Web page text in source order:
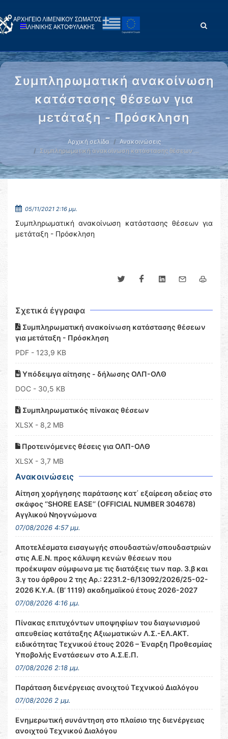
Συμπληρωματική ανακοίνωση
κατάστασης θέσεων για
μετάταξη - Πρόσκληση
Αρχική σελίδα
Ανακοινώσεις
Συμπληρωματική ανακοίνωση κατάστασης θέσεων …
05/11/2021 2:16 μμ.
Συμπληρωματική ανακοίνωση κατάστασης θέσεων για
μετάταξη - Πρόσκληση
Σχετικά έγγραφα
Συμπληρωματική ανακοίνωση κατάστασης θέσεων
για μετάταξη - Πρόσκληση
PDF - 123,9 KB
Υπόδειμγα αίτησης - δήλωσης ΟΛΠ-ΟΛΘ
DOC - 30,5 KB
Συμπληρωματικός πίνακας θέσεων
XLSX - 8,2 MB
Προτεινόμενες θέσεις για ΟΛΠ-ΟΛΘ
XLSX - 3,7 MB
Ανακοινώσεις
Αίτηση χορήγησης παράτασης κατ΄ εξαίρεση αδείας στο
σκάφος ‘’SHORE EASE’’ (OFFICIAL NUMBER 304678)
Αγγλικού Νηογνώμονα
07/08/2026 4:57 μμ.
Αποτελέσματα εισαγωγής σπουδαστών/σπουδαστριών
στις Α.Ε.Ν. προς κάλυψη κενών θέσεων που
προέκυψαν σύμφωνα με τις διατάξεις των παρ. 3.β και
3.γ του άρθρου 2 της Αρ.: 2231.2-6/13092/2026/25-02-
2026 Κ.Υ.Α. (Β’ 1119) ακαδημαϊκού έτους 2026-2027
07/08/2026 4:16 μμ.
Πίνακας επιτυχόντων υποψηφίων του διαγωνισμού
απευθείας κατάταξης Αξιωματικών Λ.Σ.-ΕΛ.ΑΚΤ.
ειδικότητας Τεχνικού έτους 2026 – Έναρξη Προθεσμίας
Υποβολής Ενστάσεων στο Α.Σ.Ε.Π.
07/08/2026 2:18 μμ.
Παράταση διενέργειας ανοιχτού Τεχνικού Διαλόγου
07/08/2026 2 μμ.
Ενημερωτική συνάντηση στο πλαίσιο της διενέργειας
ανοιχτού Τεχνικού Διαλόγου